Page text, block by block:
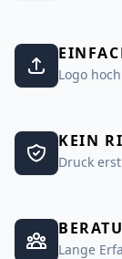
Logo
KEIN
Druck
Lange